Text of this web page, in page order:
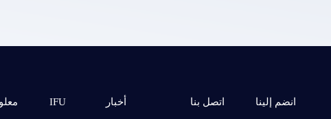
IFU أخبار اتصل بنا انضم إلينا